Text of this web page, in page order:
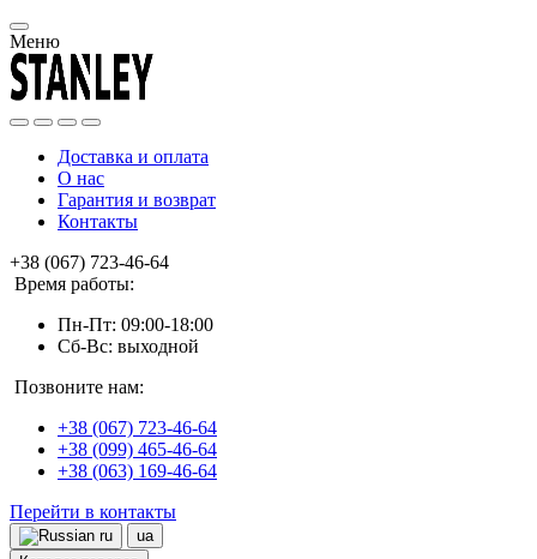
Меню
Доставка и оплата
О нас
Гарантия и возврат
Контакты
+38 (067) 723-46-64
Время работы:
Пн-Пт: 09:00-18:00
Сб-Вс: выходной
Позвоните нам:
+38 (067) 723-46-64
+38 (099) 465-46-64
+38 (063) 169-46-64
Перейти в контакты
ru
ua